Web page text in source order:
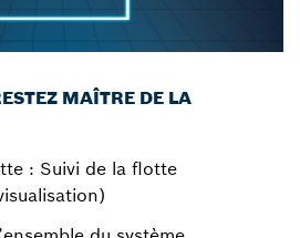
MAÎTRE DE LA
: Suivi de la flotte